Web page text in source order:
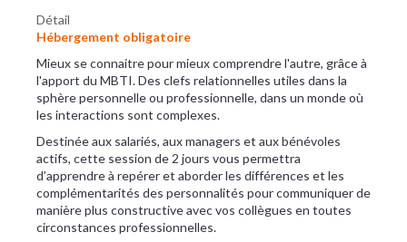
Détail
Hébergement obligatoire
Mieux se connaitre pour mieux comprendre l'autre, grâce à
l'apport du MBTI. Des clefs relationnelles utiles dans la
sphère personnelle ou professionnelle, dans un monde où
les interactions sont complexes.
Destinée aux salariés, aux managers et aux bénévoles
actifs, cette session de 2 jours vous permettra
d’apprendre à repérer et aborder les différences et les
complémentarités des personnalités pour communiquer de
manière plus constructive avec vos collègues en toutes
circonstances professionnelles.